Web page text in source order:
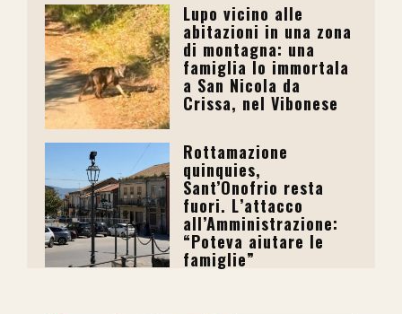
Lupo vicino alle
abitazioni in una zona
di montagna: una
famiglia lo immortala
a San Nicola da
Crissa, nel Vibonese
Rottamazione
quinquies,
Sant’Onofrio resta
fuori. L’attacco
all’Amministrazione:
“Poteva aiutare le
famiglie”